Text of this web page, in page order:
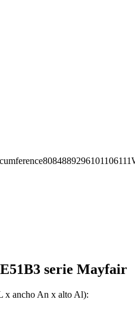
serie Mayfair
x ancho An x alto Al):